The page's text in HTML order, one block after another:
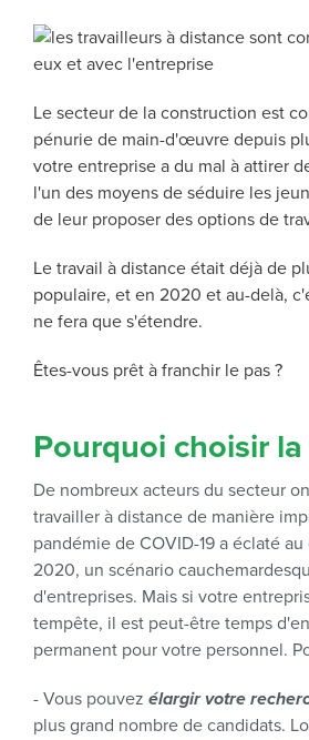
Le secteur de la construction est
pénurie de main-d'œuvre depuis
votre entreprise a du mal à attirer
l'un des moyens de séduire les
de leur proposer des options de
Le travail à distance était déjà de
populaire, et en 2020 et au-delà,
ne fera que s'étendre.
Êtes-vous prêt à franchir le pas ?
Pourquoi choisir
De nombreux acteurs du secteur
travailler à distance de manière
pandémie de COVID-19 a éclaté
2020, un scénario
d'entreprises. Mais si votre
tempête, il est peut-être temps
permanent pour votre personnel.
- Vous pouvez élargir votre
plus grand nombre de candidats.